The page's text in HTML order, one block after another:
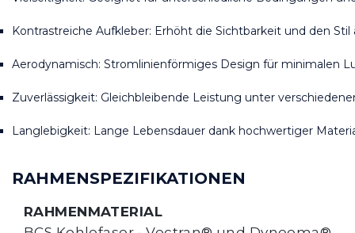
Kontrastreiche Aufkleber: Erhöht die Sichtbarkeit und den Stil
Aerodynamisch: Stromlinienförmiges Design für minimalen
Zuverlässigkeit: Gleichbleibende Leistung unter
Langlebigkeit: Lange Lebensdauer dank hochwertiger
RAHMENSPEZIFIKATIONEN
RAHMENMATERIAL